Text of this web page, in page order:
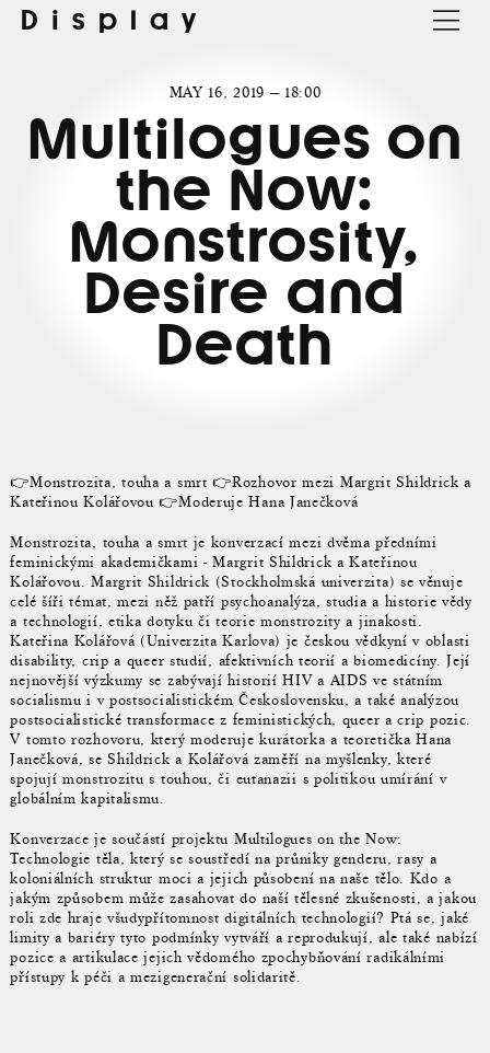
Display
MAY 16, 2019 — 18:00
Multilogues on
the Now:
Monstrosity,
Desire and
Death
👉Monstrozita, touha a smrt 👉Rozhovor mezi Margrit Shildrick a
Kateřinou Kolářovou 👉Moderuje Hana Janečková
Monstrozita, touha a smrt je konverzací mezi dvěma předními
feminickými akademičkami - Margrit Shildrick a Kateřinou
Kolářovou. Margrit Shildrick (Stockholmská univerzita) se věnuje
celé šíři témat, mezi něž patří psychoanalýza, studia a historie vědy
a technologií, etika dotyku či teorie monstrozity a jinakosti.
Kateřina Kolářová (Univerzita Karlova) je českou vědkyní v oblasti
disability, crip a queer studií, afektivních teorií a biomedicíny. Její
nejnovější výzkumy se zabývají historií HIV a AIDS ve státním
socialismu i v postsocialistickém Československu, a také analýzou
postsocialistické transformace z feministických, queer a crip pozic.
V tomto rozhovoru, který moderuje kurátorka a teoretička Hana
Janečková, se Shildrick a Kolářová zaměří na myšlenky, které
spojují monstrozitu s touhou, či eutanazii s politikou umírání v
globálním kapitalismu.
Konverzace je součástí projektu Multilogues on the Now:
Technologie těla, který se soustředí na průniky genderu, rasy a
koloniálních struktur moci a jejich působení na naše tělo. Kdo a
jakým způsobem může zasahovat do naší tělesné zkušenosti, a jakou
roli zde hraje všudypřítomnost digitálních technologií? Ptá se, jaké
limity a bariéry tyto podmínky vytváří a reprodukují, ale také nabízí
pozice a artikulace jejich vědomého zpochybňování radikálními
přístupy k péči a mezigenerační solidaritě.